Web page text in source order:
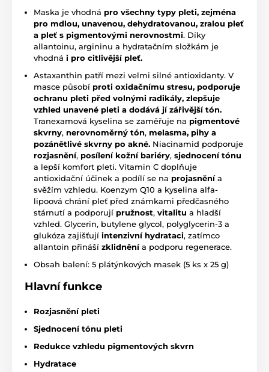
Maska je vhodná pro všechny typy pleti, zejména
pro mdlou, unavenou, dehydratovanou, zralou pleť
a pleť s pigmentovými nerovnostmi. Díky
allantoinu, argininu a hydratačním složkám je
vhodná i pro citlivější pleť.
Astaxanthin patří mezi velmi silné antioxidanty. V
masce působí proti oxidačnímu stresu, podporuje
ochranu pleti před volnými radikály, zlepšuje
vzhled unavené pleti a dodává jí zářivější tón.
Tranexamová kyselina se zaměřuje na pigmentové
skvrny, nerovnoměrný tón, melasma, pihy a
pozánětlivé skvrny po akné. Niacinamid podporuje
rozjasnění, posílení kožní bariéry, sjednocení tónu
a lepší komfort pleti. Vitamin C doplňuje
antioxidační účinek a podílí se na projasněnía
svěžím vzhledu. Koenzym Q10 a kyselina alfa-
lipoová chrání pleť před známkami předčasného
stárnutí a podporují pružnost, vitalitu a hladší
vzhled. Glycerin, butylene glycol, polyglycerin-3 a
glukóza zajišťují intenzivní hydrataci, zatímco
allantoin přináší zklidněnía podporu regenerace.
Obsah balení: 5 plátýnkových masek (5 ks x 25 g)
Hlavní funkce
Rozjasnění pleti
Sjednocení tónu pleti
Redukce vzhledu pigmentových skvrn
Hydratace